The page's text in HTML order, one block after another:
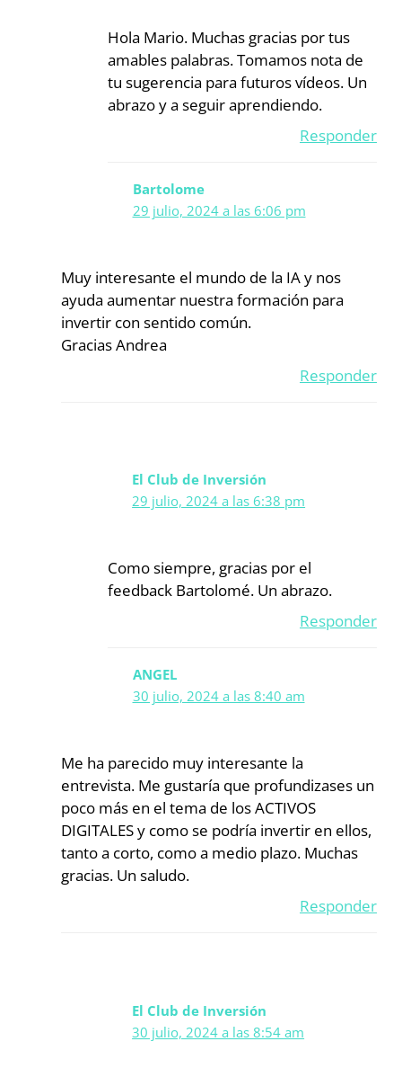
Hola Mario. Muchas gracias por tus
amables palabras. Tomamos nota de
tu sugerencia para futuros vídeos. Un
abrazo y a seguir aprendiendo.
Responder
Bartolome
29 julio, 2024 a las 6:06 pm
Muy interesante el mundo de la IA y nos
ayuda aumentar nuestra formación para
invertir con sentido común.
Gracias Andrea
Responder
El Club de Inversión
29 julio, 2024 a las 6:38 pm
Como siempre, gracias por el
feedback Bartolomé. Un abrazo.
Responder
ANGEL
30 julio, 2024 a las 8:40 am
Me ha parecido muy interesante la
entrevista. Me gustaría que profundizases un
poco más en el tema de los ACTIVOS
DIGITALES y como se podría invertir en ellos,
tanto a corto, como a medio plazo. Muchas
gracias. Un saludo.
Responder
El Club de Inversión
30 julio, 2024 a las 8:54 am